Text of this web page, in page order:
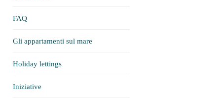
FAQ
Gli appartamenti sul mare
Holiday lettings
Iniziative